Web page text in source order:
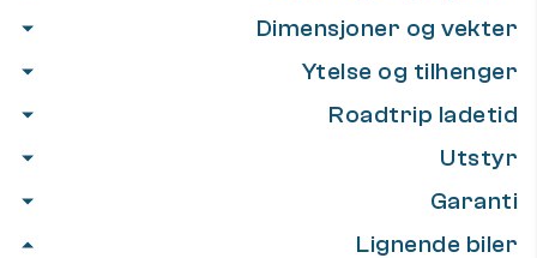
Dimensjoner og vekter
Ytelse og tilhenger
Roadtrip ladetid
Utstyr
Garanti
Lignende biler